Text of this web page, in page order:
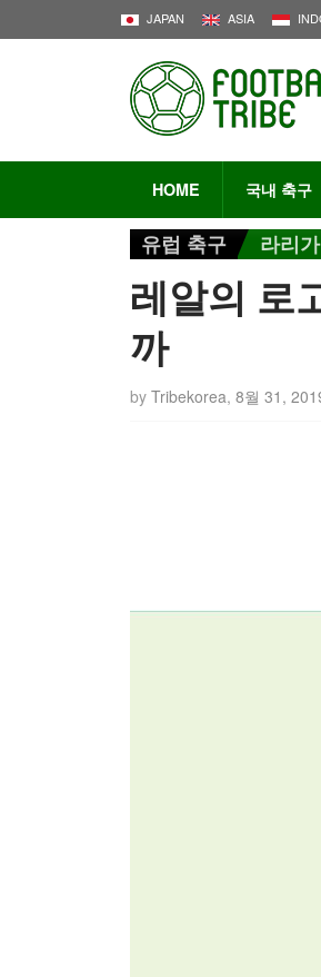
JAPAN ASIA
HOME 국내 축구
유럽 축구 라리가
레알의 로
까
by Tribekorea, 8월 31,